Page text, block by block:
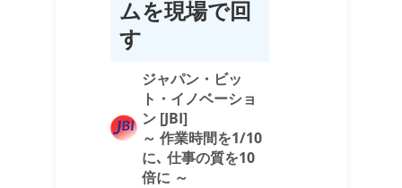
ムを現場で回
す
ジャパン・ビッ
ト・イノベーショ
ン [JBI]
～ 作業時間を1/10
に､ 仕事の質を10
倍に ～